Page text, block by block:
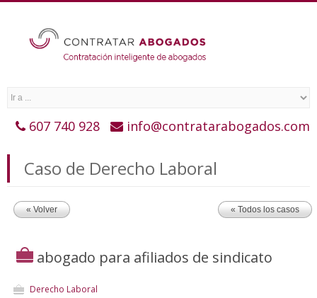
607 740 928 info@contratarabogados.com
Caso de Derecho Laboral
« Volver « Todos los casos
abogado para afiliados de sindicato
Derecho Laboral